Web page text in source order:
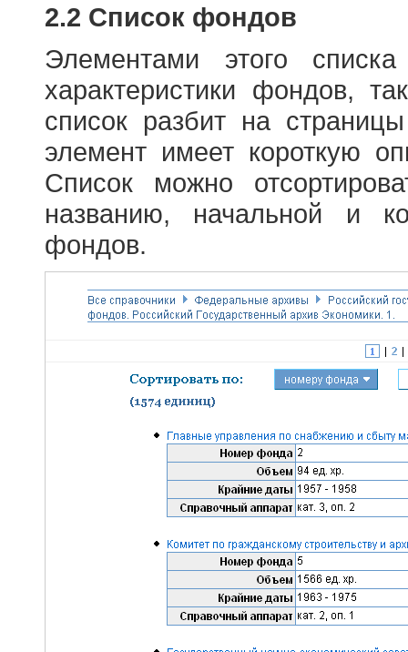
2.2 Список фондов
Элементами этого
характеристики фондов,
список разбит на
элемент имеет короткую
Список можно
названию, начальной и
фондов.